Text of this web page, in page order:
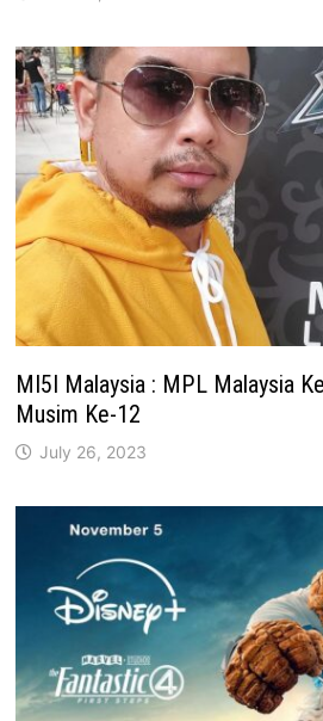
MI5I Malaysia : MPL Malaysia
Musim Ke-12
July 26, 2023